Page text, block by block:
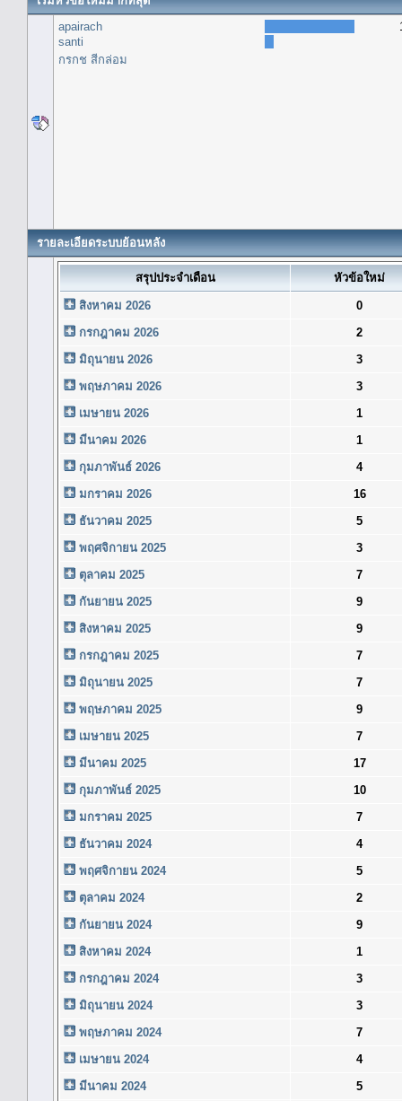
apairach
santi
กรกช สีกล่อม
รายละเอียดระบบย้อนหลัง
สรุปประจำเดือน หัวข้อใหม่
สิงหาคม 2026
0
กรกฎาคม 2026
2
มิถุนายน 2026
3
พฤษภาคม 2026
3
เมษายน 2026
1
มีนาคม 2026
1
กุมภาพันธ์ 2026
4
มกราคม 2026
16
ธันวาคม 2025
5
พฤศจิกายน 2025
3
ตุลาคม 2025
7
กันยายน 2025
9
สิงหาคม 2025
9
กรกฎาคม 2025
7
มิถุนายน 2025
7
พฤษภาคม 2025
9
เมษายน 2025
7
มีนาคม 2025
17
กุมภาพันธ์ 2025
10
มกราคม 2025
7
ธันวาคม 2024
4
พฤศจิกายน 2024
5
ตุลาคม 2024
2
กันยายน 2024
9
สิงหาคม 2024
1
กรกฎาคม 2024
3
มิถุนายน 2024
3
พฤษภาคม 2024
7
เมษายน 2024
4
มีนาคม 2024
5